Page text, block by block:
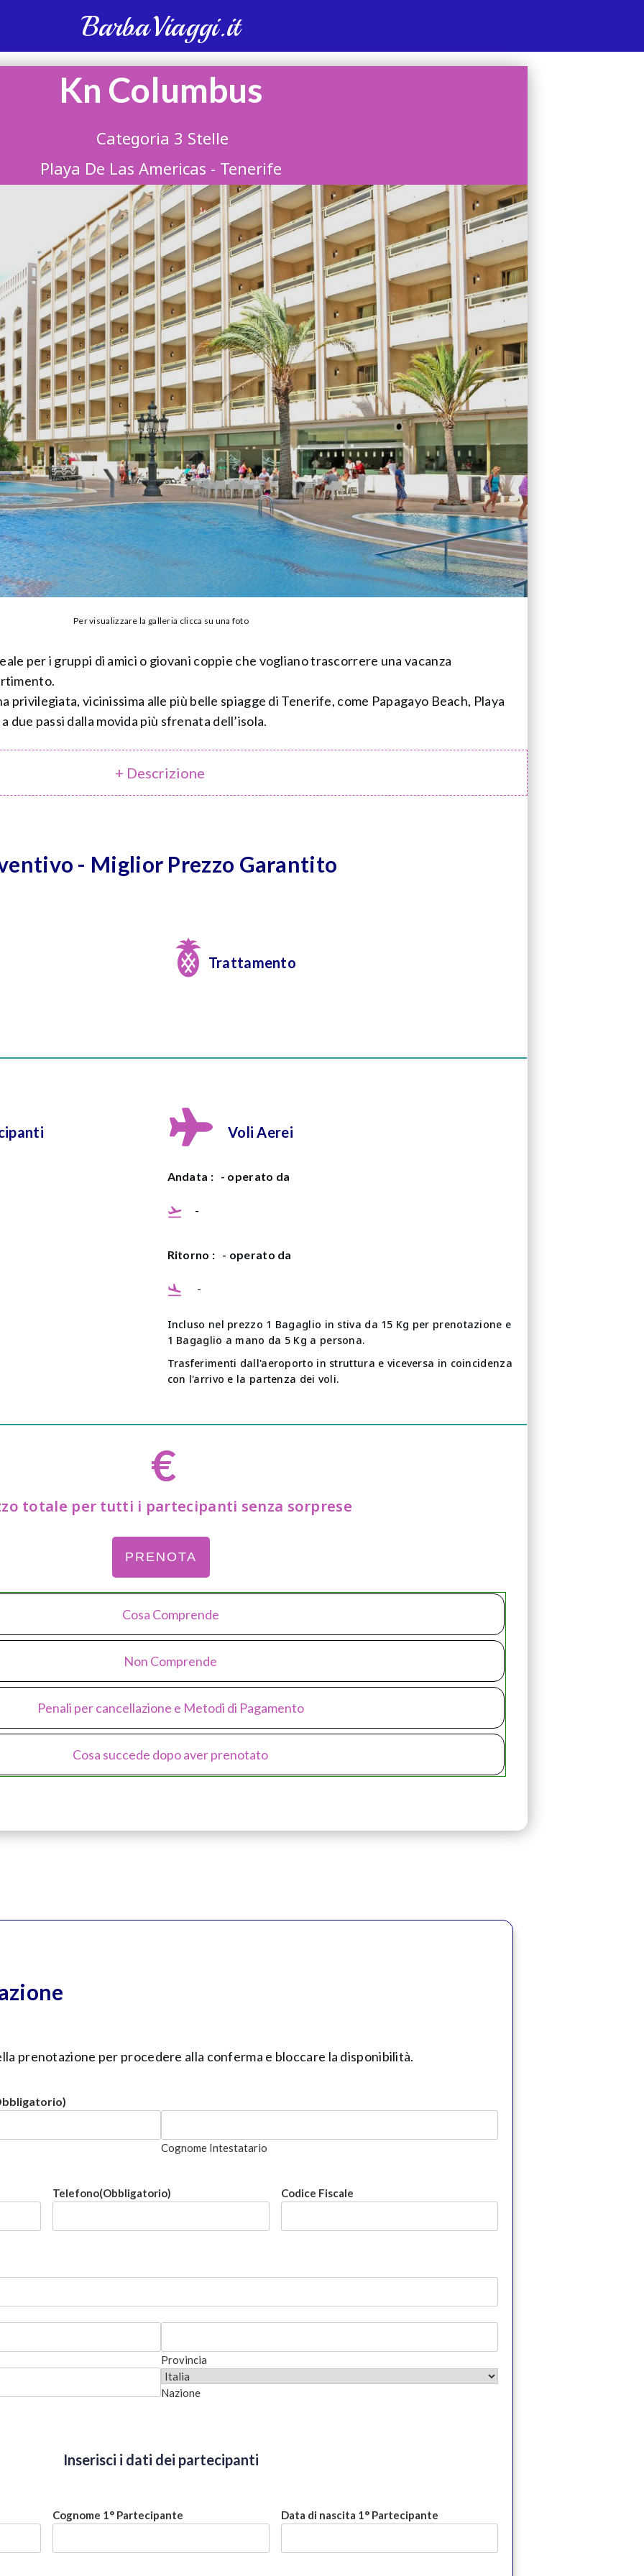
BarbaViaggi.it
Kn Columbus
Categoria 3 Stelle
Playa De Las Americas - Tenerife
Per visualizzare la galleria clicca su una foto
per i gruppi di amici o giovani coppie che vogliano trascorrere una vacanza
privilegiata, vicinissima alle più belle spiagge di Tenerife, come Papagayo Beach, Playa
due passi dalla movida più sfrenata dell’isola.
+ Descrizione
- Miglior Prezzo Garantito
Trattamento
Voli Aerei
Andata : - operato da
-
Ritorno : - operato da
-
Incluso nel prezzo 1 Bagaglio in stiva da 15 Kg per prenotazione e
1 Bagaglio a mano da 5 Kg a persona.
Trasferimenti dall'aeroporto in struttura e viceversa in coincidenza
con l'arrivo e la partenza dei voli.
€
totale per tutti i partecipanti senza sorprese
PRENOTA
Cosa Comprende
Non Comprende
Penali per cancellazione e Metodi di Pagamento
Cosa succede dopo aver prenotato
prenotazione per procedere alla conferma e bloccare la disponibilità.
Cognome Intestatario
Telefono(Obbligatorio) Codice Fiscale
Provincia
Nazione
Inserisci i dati dei partecipanti
Cognome 1° Partecipante Data di nascita 1° Partecipante